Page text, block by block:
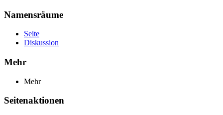
Namensräume
Seite
Diskussion
Mehr
Mehr
Seitenaktionen